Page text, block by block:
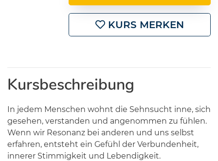
KURS MERKEN
Kursbeschreibung
In jedem Menschen wohnt die Sehnsucht inne, sich
gesehen, verstanden und angenommen zu fühlen.
Wenn wir Resonanz bei anderen und uns selbst
erfahren, entsteht ein Gefühl der Verbundenheit,
innerer Stimmigkeit und Lebendigkeit.